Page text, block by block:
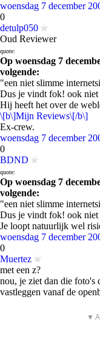
woensdag 7 december
0
detulp050
Oud Reviewer
quote:
Op woensdag 7
volgende:
"een niet slimme
Dus je vindt fok! ook niet
Hij heeft het over de
\[b\]Mijn Reviews\[/b\]
Ex-crew.
woensdag 7 december
0
BDND
quote:
Op woensdag 7
volgende:
"een niet slimme
Dus je vindt fok! ook niet
Je loopt natuurlijk wel
woensdag 7 december
0
Muertez
met een z?
nou, je ziet dan die foto's
vastleggen vanaf de
▼